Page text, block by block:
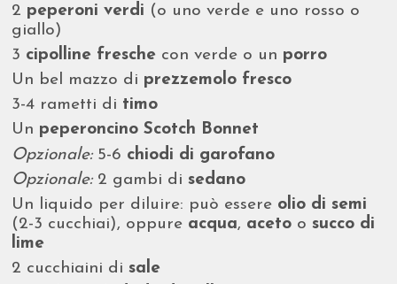
2 peperoni verdi (o uno verde e uno rosso o
giallo)
3 cipolline fresche con verde o un porro
Un bel mazzo di prezzemolo fresco
3-4 rametti di timo
Un peperoncino Scotch Bonnet
Opzionale:5-6 chiodi di garofano
Opzionale:2 gambi disedano
Un liquido per diluire: può essere olio di semi
(2-3 cucchiai), oppure acqua, aceto osucco di
lime
2 cucchiaini disale